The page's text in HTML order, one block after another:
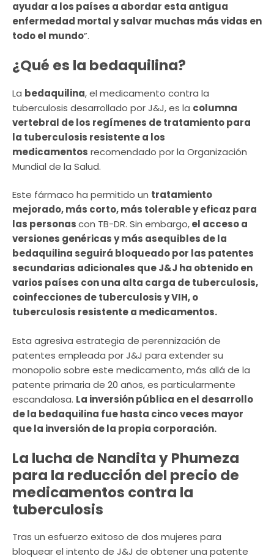
ayudar a los países a abordar esta antigua
enfermedad mortal y salvar muchas más vidas en
todo el mundo”.
¿Qué es la bedaquilina?
La bedaquilina, el medicamento contra la
tuberculosis desarrollado por J&J, es la columna
vertebral de los regímenes de tratamiento para
la tuberculosis resistente a los
medicamentos recomendado por la Organización
Mundial de la Salud.
Este fármaco ha permitido un tratamiento
mejorado, más corto, más tolerable y eficaz para
las personascon TB-DR. Sin embargo,el acceso a
versiones genéricas y más asequibles de la
bedaquilina seguirá bloqueado por las patentes
secundarias adicionales que J&J ha obtenido en
varios países con una alta carga de tuberculosis,
coinfecciones de tuberculosis y VIH, o
tuberculosis resistente a medicamentos.
Esta agresiva estrategia de perennización de
patentes empleada por J&J para extender su
monopolio sobre este medicamento, más allá de la
patente primaria de 20 años, es particularmente
escandalosa. La inversión pública en el desarrollo
de la bedaquilina fue hasta cinco veces mayor
que la inversión de la propia corporación.
La lucha de Nandita y Phumeza
para la reducción del precio de
medicamentos contra la
tuberculosis
Tras un esfuerzo exitoso de dos mujeres para
bloquear el intento de J&J de obtener una patente